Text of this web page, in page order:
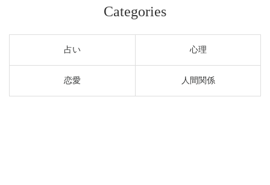
Categories
占い 心理
恋愛 人間関係